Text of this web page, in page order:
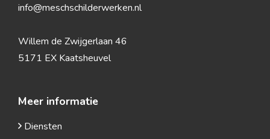
info@meschschilderwerken.nl
Willem de Zwijgerlaan 46
5171 EX Kaatsheuvel
Meer informatie
Diensten